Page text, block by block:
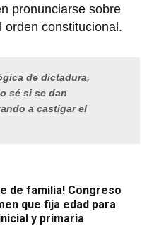
pronunciarse sobre
orden constitucional.
de dictadura,
sé si se dan
a castigar el
de familia! Congreso
que fija edad para
y primaria